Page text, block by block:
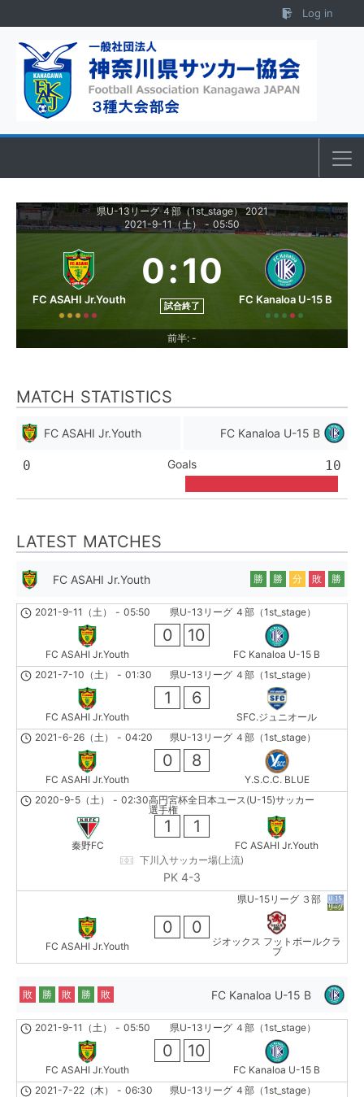
Log in
県U-13リーグ ４部（1st_stage） 2021
2021-9-11（土）
- 05:50
FC ASAHI Jr.Youth
0:10
試合終了 FC Kanaloa U-15 B
前半: -
MATCH STATISTICS
FC ASAHI Jr.Youth FC Kanaloa U-15 B
0 Goals 10
LATEST MATCHES
FC ASAHI Jr.Youth 勝 勝 分 敗 勝
県U-13リーグ ４部（1st_stage）
2021-9-11（土） - 05:50
FC ASAHI Jr.Youth
0 10
FC Kanaloa U-15 B
県U-13リーグ ４部（1st_stage）
2021-7-10（土） - 01:30
FC ASAHI Jr.Youth
1 6
SFC.ジュニオール
県U-13リーグ ４部（1st_stage）
2021-6-26（土） - 04:20
FC ASAHI Jr.Youth
0 8
Y.S.C.C. BLUE
高円宮杯全日本ユース(U-15)サッカー
選手権
2020-9-5（土） - 02:30
秦野FC
1 1
FC ASAHI Jr.Youth
下川入サッカー場(上流)
PK 4-3
県U-15リーグ ３部
FC ASAHI Jr.Youth
0 0
ジオックス フットボールクラ
ブ
FC Kanaloa U-15 B
敗 勝 敗 勝 敗
県U-13リーグ ４部（1st_stage）
2021-9-11（土） - 05:50
FC ASAHI Jr.Youth
0 10
FC Kanaloa U-15 B
県U-13リーグ ４部（1st_stage）
2021-7-22（木） - 06:30